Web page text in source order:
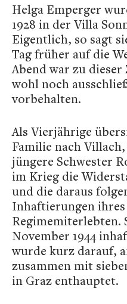
Helga Emperger
1928 in der Villa
Eigentlich, so sagt
Tag früher auf die
Abend war zu
wohl noch
vorbehalten.
Als Vierjährige
Familie nach
jüngere Schwester
im Krieg die
und die daraus
Inhaftierungen ihres
Regimemiterlebten.
November 1944
wurde kurz darauf,
zusammen mit
in Graz enthauptet.